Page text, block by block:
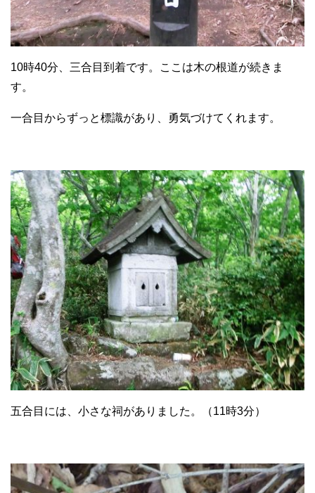
10時40分、三合目到着です。ここは木の根道が続きま
す。
一合目からずっと標識があり、勇気づけてくれます。
五合目には、小さな祠がありました。（11時3分）